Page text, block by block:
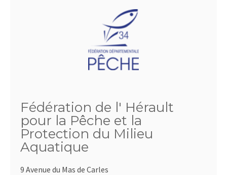
Fédération de l' Hérault
pour la Pêche et la
Protection du Milieu
Aquatique
9 Avenue du Mas de Carles